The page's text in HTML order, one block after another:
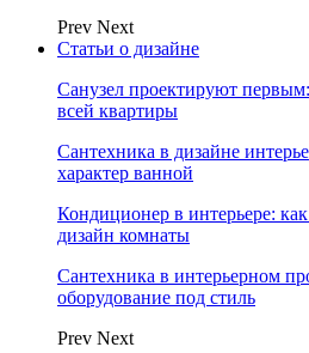
Prev Next
Статьи о дизайне
Санузел проектируют первым:
всей квартиры
Сантехника в дизайне
характер ванной
Кондиционер в интерьере:
дизайн комнаты
Сантехника в интерьерном
оборудование под стиль
Prev Next